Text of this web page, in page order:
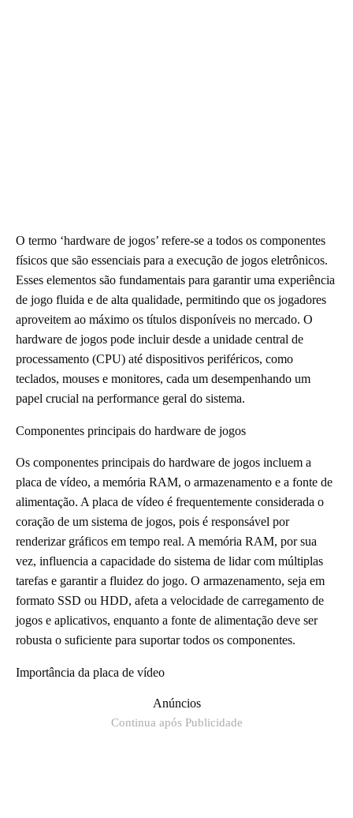
O termo ‘hardware de jogos’ refere-se a todos os componentes
físicos que são essenciais para a execução de jogos eletrônicos.
Esses elementos são fundamentais para garantir uma experiência
de jogo fluida e de alta qualidade, permitindo que os jogadores
aproveitem ao máximo os títulos disponíveis no mercado. O
hardware de jogos pode incluir desde a unidade central de
processamento (CPU) até dispositivos periféricos, como
teclados, mouses e monitores, cada um desempenhando um
papel crucial na performance geral do sistema.
Componentes principais do hardware de jogos
Os componentes principais do hardware de jogos incluem a
placa de vídeo, a memória RAM, o armazenamento e a fonte de
alimentação. A placa de vídeo é frequentemente considerada o
coração de um sistema de jogos, pois é responsável por
renderizar gráficos em tempo real. A memória RAM, por sua
vez, influencia a capacidade do sistema de lidar com múltiplas
tarefas e garantir a fluidez do jogo. O armazenamento, seja em
formato SSD ou HDD, afeta a velocidade de carregamento de
jogos e aplicativos, enquanto a fonte de alimentação deve ser
robusta o suficiente para suportar todos os componentes.
Importância da placa de vídeo
Anúncios
Continua após Publicidade